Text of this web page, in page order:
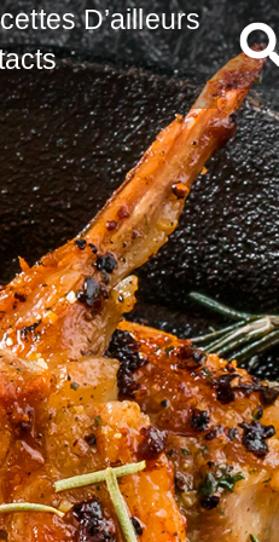
D’ailleurs